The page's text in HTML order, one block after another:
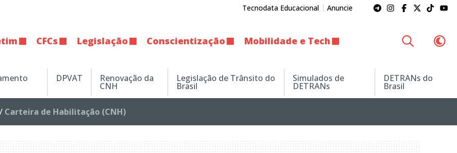
Tecnodata Educacional Anuncie
CFCs Legislação Conscientização Mobilidade e Tech
DPVAT Renovação da
CNH
Legislação de Trânsito do
Brasil
Simulados de
DETRANs
DETRANs do
Brasil
/ Carteira de Habilitação (CNH)